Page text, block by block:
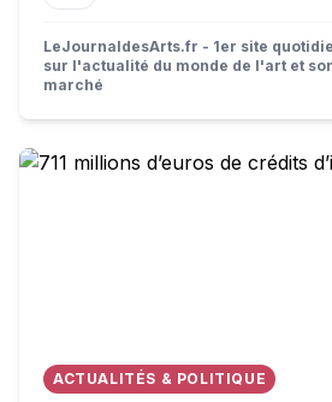
LeJournaldesArts.fr - 1er site
sur l'actualité du monde de l'art et
marché
711 millions d’euros de crédits
ACTUALITÉS & POLITIQUE